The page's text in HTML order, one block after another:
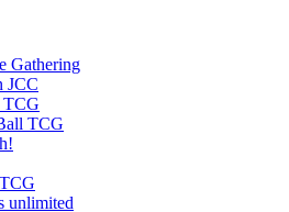
Gathering
JCC
TCG
unlimited